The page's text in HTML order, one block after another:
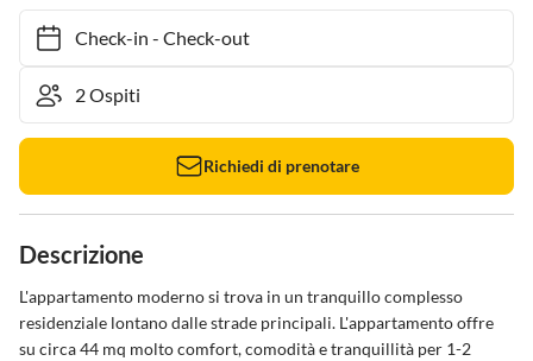
Check-in- Check-out
Richiedi di prenotare
Descrizione
L'appartamento moderno si trova in un tranquillo complesso
residenziale lontano dalle strade principali. L'appartamento offre
su circa 44 mq molto comfort, comodità e tranquillità per 1-2